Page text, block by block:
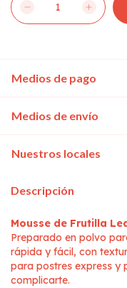
Medios de pago
Medios de envío
Nuestros locales
Descripción
Mousse de Frutilla
Preparado en polvo
rápida y fácil, con
para postres express y
complicarte.